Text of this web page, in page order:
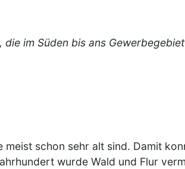
im Süden bis ans
schon sehr alt sind. Damit
wurde Wald und Flur